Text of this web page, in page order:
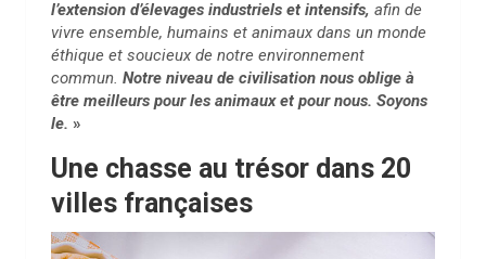
l’extension d’élevages industriels et intensifs, afin de
vivre ensemble, humains et animaux dans un monde
éthique et soucieux de notre environnement
commun. Notre niveau de civilisation nous oblige à
être meilleurs pour les animaux et pour nous. Soyons
le. »
Une chasse au trésor dans 20
villes françaises